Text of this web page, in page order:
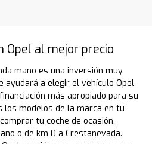
Opel al mejor precio
mano es una inversión muy
ayudará a elegir el vehículo Opel
más apropiado para su
los modelos de la marca en tu
tu coche de ocasión,
o de km 0 a Crestanevada.